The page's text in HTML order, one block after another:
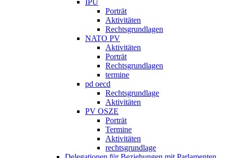
IPU
Porträt
Aktivitäten
Rechtsgrundlagen
NATO PV
Aktivitäten
Porträt
Rechtsgrundlagen
termine
pd oecd
Rechtsgrundlage
Aktivitäten
PV OSZE
Porträt
Termine
Aktivitäten
rechtsgrundlage